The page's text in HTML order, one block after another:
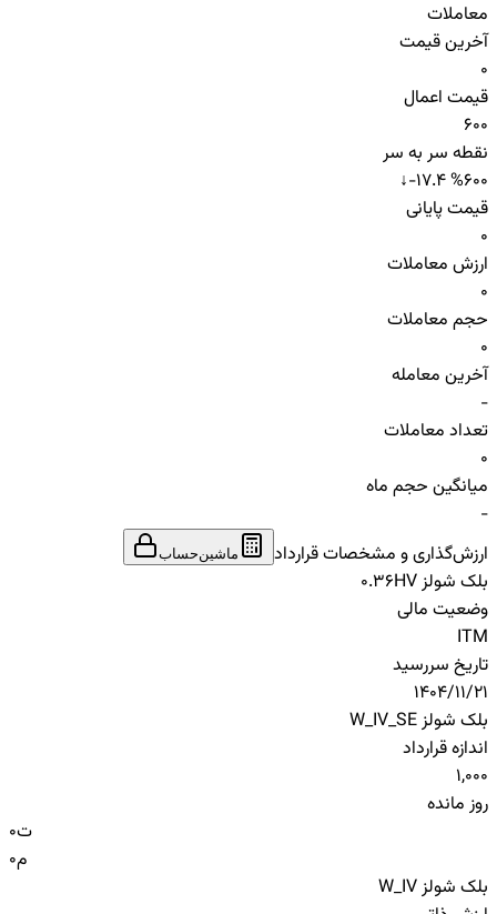
معاملات
آخرین قیمت
0
قیمت اعمال
600
نقطه سر به سر
600
↓-17.4 %
قیمت پایانی
0
ارزش معاملات
0
حجم معاملات
0
آخرین معامله
-
تعداد معاملات
0
میانگین حجم ماه
-
ارزش‌گذاری و مشخصات قرارداد
ماشین‌حساب
بلک شولز HV
0.36
وضعیت مالی
ITM
تاریخ سررسید
1404/11/21
بلک شولز W_IV_SE
اندازه قرارداد
1,000
روز مانده
0ت
0م
بلک شولز W_IV